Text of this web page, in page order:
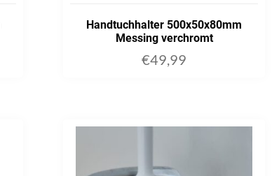
Handtuchhalter 500x50x80mm
Messing verchromt
€49,99